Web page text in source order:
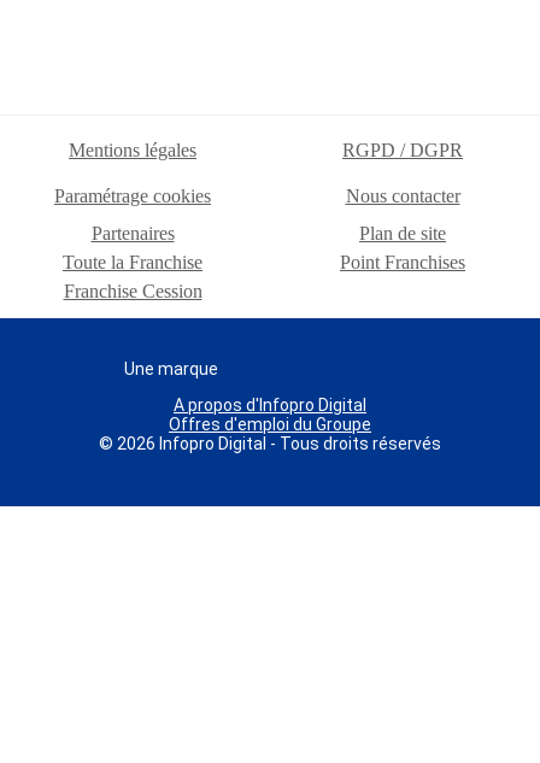
Mentions légales RGPD / DGPR
Paramétrage cookies
Nous contacter
Partenaires
Plan de site
Toute la Franchise
Point Franchises
Franchise Cession
Une marque
A propos d'Infopro Digital
Offres d'emploi du Groupe
© 2026 Infopro Digital - Tous droits réservés